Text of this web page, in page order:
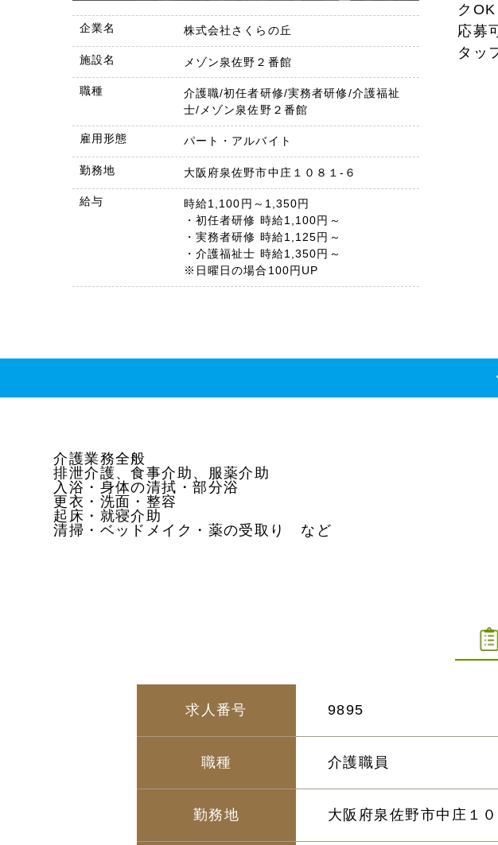
企業名 株式会社さくらの丘
施設名 メゾン泉佐野２番館
職種
介護職/初任者研修/実務者研修/介護福祉
士/メゾン泉佐野２番館
雇用形態 パート・アルバイト
勤務地 大阪府泉佐野市中庄１０８１-６
給与
時給1,100円～1,350円
・初任者研修 時給1,100円～
・実務者研修 時給1,125円～
・介護福祉士 時給1,350円～
※日曜日の場合100円UP
ク
応募
タッ
介護業務全般
排泄介護、食事介助、服薬介助
入浴・身体の清拭・部分浴
更衣・洗面・整容
起床・就寝介助
清掃・ベッドメイク・薬の受取り など
求人番号 9895
職種 介護職員
勤務地 大阪府泉佐野市中庄１